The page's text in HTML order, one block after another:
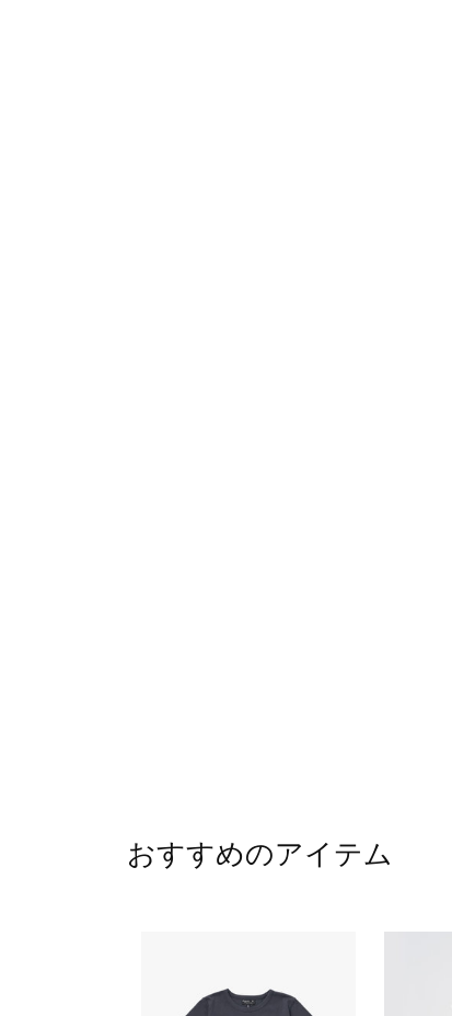
おすすめのアイテム